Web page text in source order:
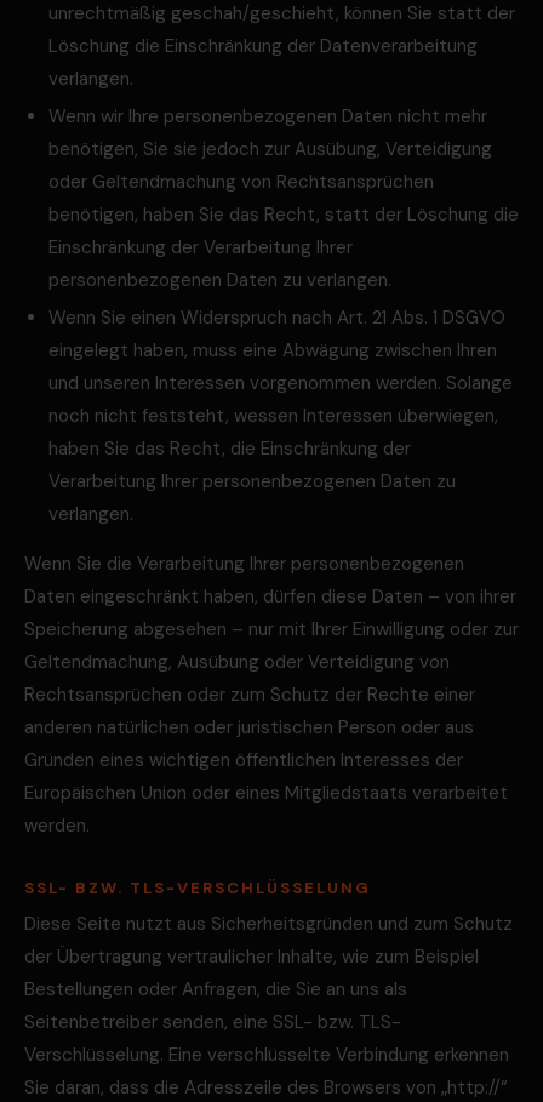
unrechtmäßig geschah/geschieht, können Sie statt der
Löschung die Einschränkung der Datenverarbeitung
verlangen.
Wenn wir Ihre personenbezogenen Daten nicht mehr
benötigen, Sie sie jedoch zur Ausübung, Verteidigung
oder Geltendmachung von Rechtsansprüchen
benötigen, haben Sie das Recht, statt der Löschung die
Einschränkung der Verarbeitung Ihrer
personenbezogenen Daten zu verlangen.
Wenn Sie einen Widerspruch nach Art. 21 Abs. 1 DSGVO
eingelegt haben, muss eine Abwägung zwischen Ihren
und unseren Interessen vorgenommen werden. Solange
noch nicht feststeht, wessen Interessen überwiegen,
haben Sie das Recht, die Einschränkung der
Verarbeitung Ihrer personenbezogenen Daten zu
verlangen.
Wenn Sie die Verarbeitung Ihrer personenbezogenen
Daten eingeschränkt haben, dürfen diese Daten – von ihrer
Speicherung abgesehen – nur mit Ihrer Einwilligung oder zur
Geltendmachung, Ausübung oder Verteidigung von
Rechtsansprüchen oder zum Schutz der Rechte einer
anderen natürlichen oder juristischen Person oder aus
Gründen eines wichtigen öffentlichen Interesses der
Europäischen Union oder eines Mitgliedstaats verarbeitet
werden.
SSL- BZW. TLS-VERSCHLÜSSELUNG
Diese Seite nutzt aus Sicherheitsgründen und zum Schutz
der Übertragung vertraulicher Inhalte, wie zum Beispiel
Bestellungen oder Anfragen, die Sie an uns als
Seitenbetreiber senden, eine SSL- bzw. TLS-
Verschlüsselung. Eine verschlüsselte Verbindung erkennen
Sie daran, dass die Adresszeile des Browsers von „http://“